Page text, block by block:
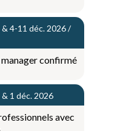
& 4-11 déc. 2026 /
confirmé
& 1 déc. 2026
avec